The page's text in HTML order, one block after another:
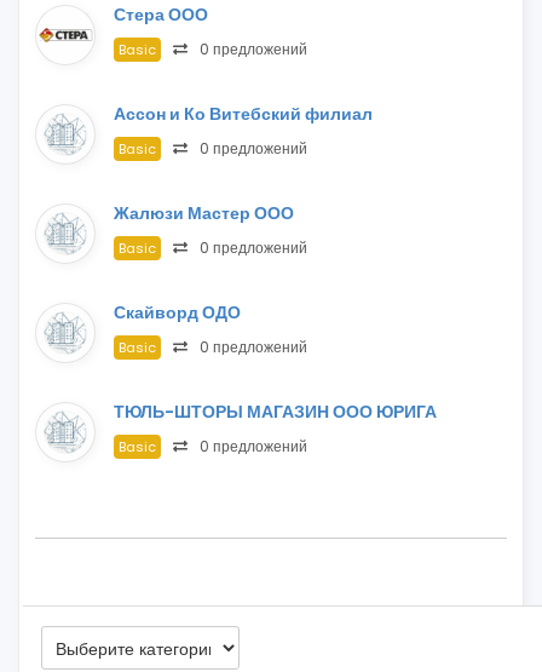
Стера ООО
Basic 0 предложений
Ассон и Ко Витебский филиал
Basic 0 предложений
Жалюзи Мастер ООО
Basic 0 предложений
Скайворд ОДО
Basic 0 предложений
ТЮЛЬ-ШТОРЫ МАГАЗИН ООО ЮРИГА
Basic 0 предложений